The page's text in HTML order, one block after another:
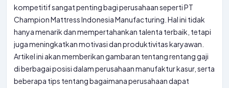
kompetitif sangat penting bagi perusahaan seperti PT
Champion Mattress Indonesia Manufacturing. Hal ini tidak
hanya menarik dan mempertahankan talenta terbaik, tetapi
juga meningkatkan motivasi dan produktivitas karyawan.
Artikel ini akan memberikan gambaran tentang rentang gaji
di berbagai posisi dalam perusahaan manufaktur kasur, serta
beberapa tips tentang bagaimana perusahaan dapat